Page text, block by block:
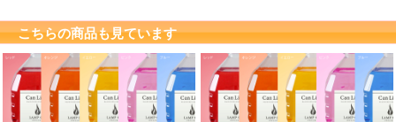
高品質パラフィンオイルのランプオイル を、どこよりも
お安くお届け致します
■ご注文から納品までスピーディー・確実にお届け致します
業務用ランプオイルとして様々な業種シーンでご利用い
こちらの商品も見ています